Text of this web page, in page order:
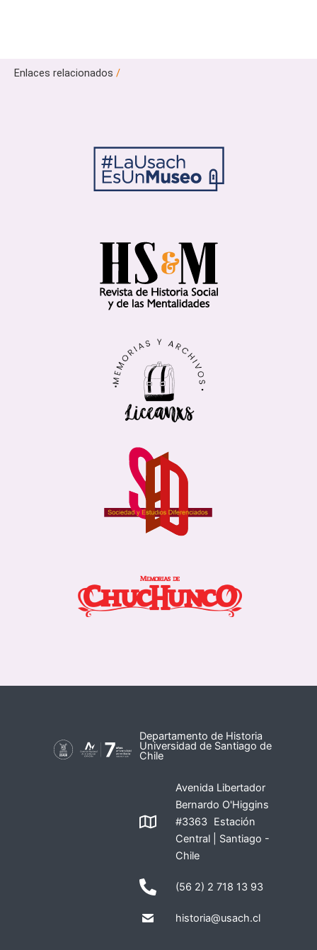
Enlaces relacionados /
Departamento de Historia
Universidad de Santiago de
Chile
Avenida Libertador
Bernardo O'Higgins
#3363 Estación
Central | Santiago -
Chile
(56 2) 2 718 13 93
historia@usach.cl